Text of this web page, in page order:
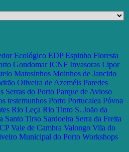
Ecológico EDP Espinho Floresta
Gondomar ICNF Invasoras Lipor
Matosinhos Moinhos de Jancido
Oliveira de Azeméis Paredes
Serras do Porto Parque de Avioso
testemunhos Porto Portucalea Póvoa
Rio Leça Rio Tinto S. João da
Santo Tirso Sardoeira Serra da Freita
Vale de Cambra Valongo Vila do
Municipal do Porto Workshops